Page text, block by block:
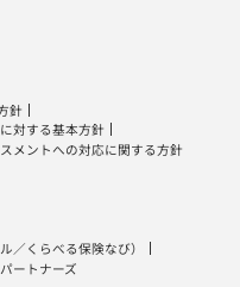
針
対する基本方針
メントへの対応に関する方針
／ くらべる保険なび）
ートナーズ